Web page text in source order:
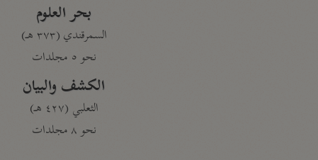
بحر العلوم
السمرقندي (٣٧٣ هـ)
نحو ٥ مجلدات
الكشف والبيان
الثعلبي (٤٢٧ هـ)
نحو ٨ مجلدات